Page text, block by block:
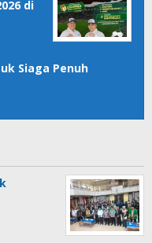
di
Siaga Penuh